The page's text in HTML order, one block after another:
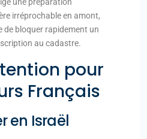
irréprochable en amont,
de bloquer rapidement un
au cadastre.
pour
Français
en Israël